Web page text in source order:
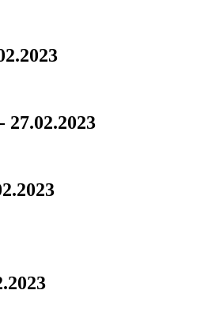
- 27.02.2023